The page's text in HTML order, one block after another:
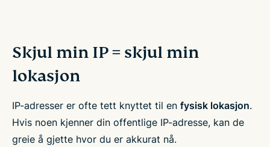
Skjul min IP = skjul min
lokasjon
IP-adresser er ofte tett knyttet til en fysisk lokasjon.
Hvis noen kjenner din offentlige IP-adresse, kan de
greie å gjette hvor du er akkurat nå.